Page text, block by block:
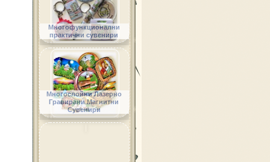
Многофункционални
практични сувенири
Многослойни Лазерно
Гравирани Магнитни
Сувенири